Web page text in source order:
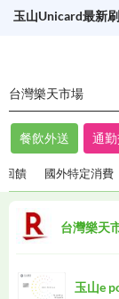
玉山Unicard最新
台灣樂天市場
餐飲外送 通
指定通路現金回饋
網購商家
回饋 國外特定消費
台灣樂天
玉山e